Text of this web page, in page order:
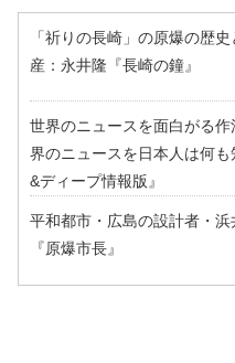
「祈りの長崎」の原爆の歴
産：永井隆『長崎の鐘』
世界のニュースを面白がる
界のニュースを日本人は何
&ディープ情報版』
平和都市・広島の設計者・
『原爆市長』